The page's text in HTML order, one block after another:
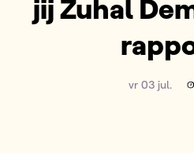
jij Zuhal
vr 03 jul.